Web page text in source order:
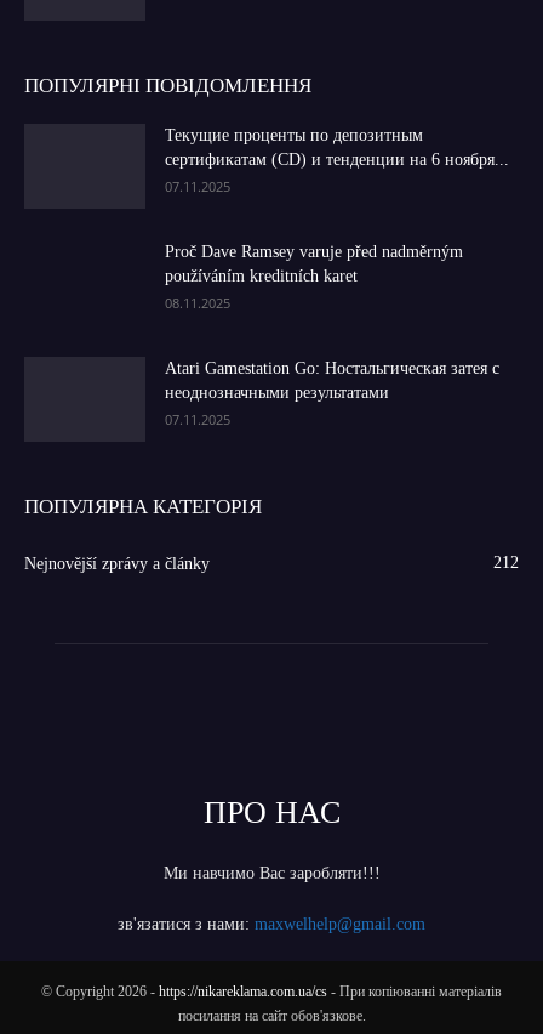
ПОПУЛЯРНІ ПОВІДОМЛЕННЯ
Текущие проценты по депозитным
сертификатам (CD) и тенденции на 6 ноября...
07.11.2025
Proč Dave Ramsey varuje před nadměrným
používáním kreditních karet
08.11.2025
Atari Gamestation Go: Ностальгическая затея с
неоднозначными результатами
07.11.2025
ПОПУЛЯРНА КАТЕГОРІЯ
Nejnovější zprávy a články 212
ПРО НАС
Ми навчимо Вас заробляти!!!
зв'язатися з нами: maxwelhelp@gmail.com
© Copyright 2026 - https://nikareklama.com.ua/cs - При копіюванні матеріалів
посилання на сайт обов'язкове.